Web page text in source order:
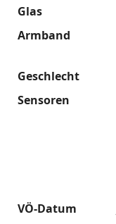
Glas
Armband
Geschlecht
Sensoren
VÖ-Datum